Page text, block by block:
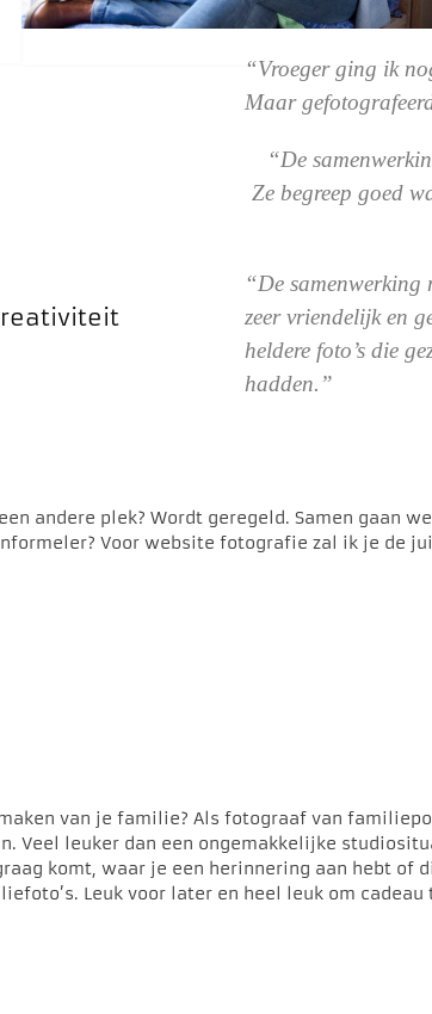
“Vroeger ging ik
Maar
“De
Ze begreep goed
“De samenwerking
zeer vriendelijk en
heldere foto’s die
hadden.”
andere plek? Wordt geregeld. Samen gaan
Voor website fotografie zal ik je de
van je familie? Als fotograaf van
Veel leuker dan een ongemakkelijke
komt, waar je een herinnering aan hebt of
Leuk voor later en heel leuk om